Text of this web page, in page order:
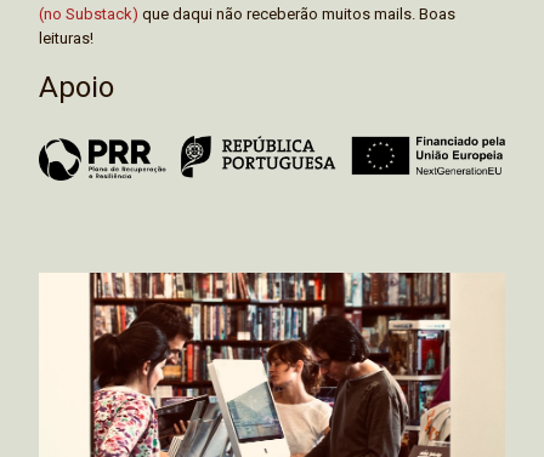
(no Substack) que daqui não receberão muitos mails. Boas
leituras!
Apoio